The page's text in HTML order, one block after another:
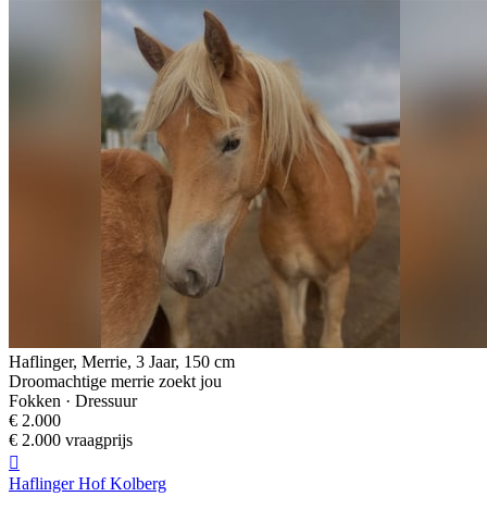
Haflinger, Merrie, 3 Jaar, 150 cm
Droomachtige merrie zoekt jou
Fokken · Dressuur
€ 2.000
€ 2.000 vraagprijs

Haflinger Hof Kolberg